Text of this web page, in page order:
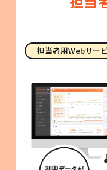
担当者用Webサー